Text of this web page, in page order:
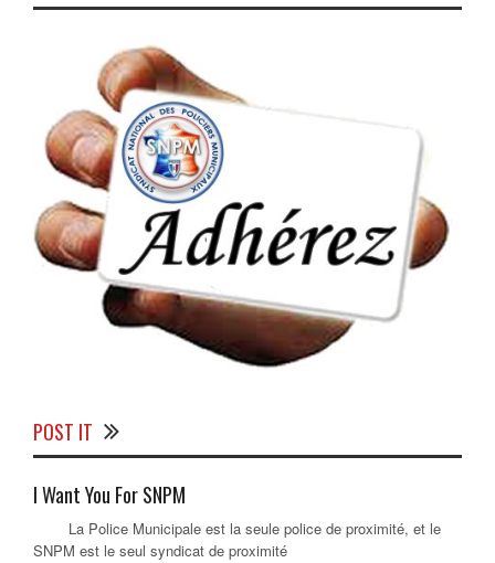
POST IT
I Want You For SNPM
La Police Municipale est la seule police de proximité, et le
SNPM est le seul syndicat de proximité